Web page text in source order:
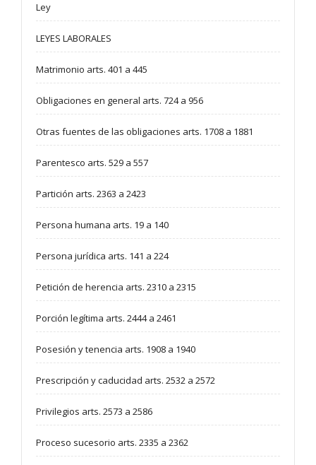
Ley
LEYES LABORALES
Matrimonio arts. 401 a 445
Obligaciones en general arts. 724 a 956
Otras fuentes de las obligaciones arts. 1708 a 1881
Parentesco arts. 529 a 557
Partición arts. 2363 a 2423
Persona humana arts. 19 a 140
Persona jurídica arts. 141 a 224
Petición de herencia arts. 2310 a 2315
Porción legítima arts. 2444 a 2461
Posesión y tenencia arts. 1908 a 1940
Prescripción y caducidad arts. 2532 a 2572
Privilegios arts. 2573 a 2586
Proceso sucesorio arts. 2335 a 2362